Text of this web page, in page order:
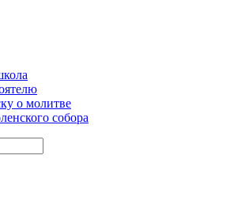
о молитве
собора